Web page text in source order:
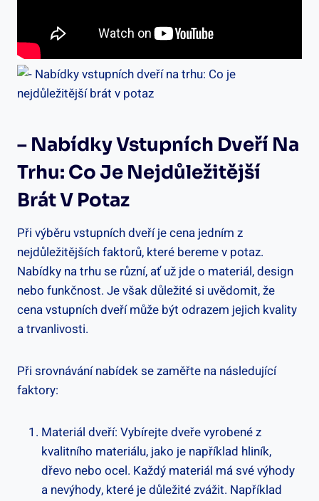
– Nabídky Vstupních​ Dveří Na
Trhu: Co Je Nejdůležitější
Brát‍ V Potaz
Při ⁤výběru⁣ vstupních dveří⁢ je⁤ cena ‌jedním z ​
nejdůležitějších faktorů, které bereme ‌v potaz.⁣
Nabídky ⁤na trhu se různí, ​ať už⁣ jde o materiál, design
nebo​ funkčnost. ⁤Je však⁤ důležité si uvědomit, že
cena vstupních dveří může být odrazem jejich‌ kvality
a trvanlivosti.
Při⁣ srovnávání nabídek‍ se zaměřte na následující
faktory:
Materiál dveří: Vybírejte dveře vyrobené z
kvalitního⁣ materiálu, jako je například‍ hliník,
dřevo ⁣nebo ocel. Každý materiál má své výhody
a nevýhody, které je důležité zvážit. ⁣Například